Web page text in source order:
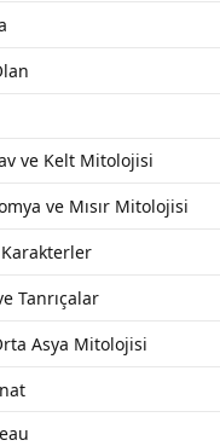
ve Kelt Mitolojisi
ve Mısır Mitolojisi
Tanrıçalar
Asya Mitolojisi